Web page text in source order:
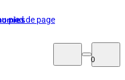
pied de page
0